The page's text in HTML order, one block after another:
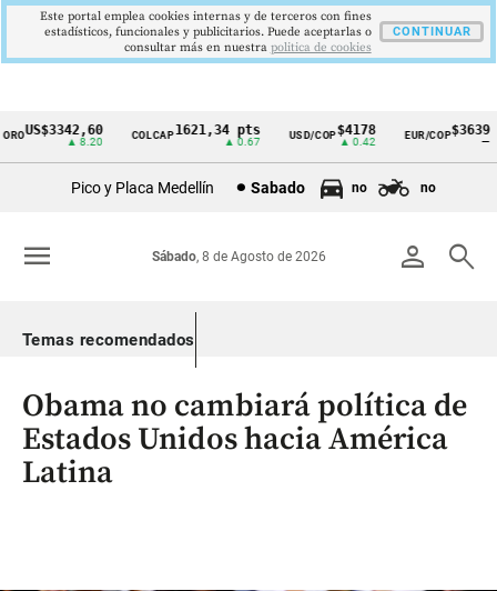
Cintillo
Colombia
US$3342,60
▲ 8.20
COLCAP 1621,34 pts
▲ 0.67
USD/COP$4178
▲ 0.42
EUR/COP$3639
Pico y Placa Medellín Sabado no no
person search
Sábado, 8 de Agosto de 2026
menu
Temas recomendados
Obama no cambiará política de
Estados Unidos hacia América
Latina
Este portal emplea cookies internas y de terceros con fines
estadísticos, funcionales y publicitarios. Puede aceptarlas o
consultar más en nuestra politica de cookies
CONTINUAR